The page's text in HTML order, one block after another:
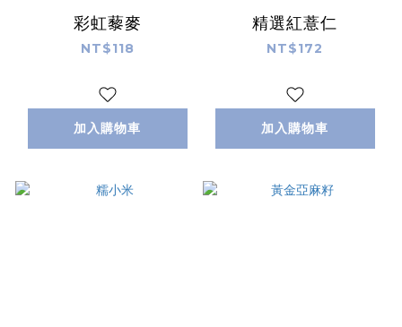
彩虹藜麥
NT$118
加入購物車
精選紅薏仁
NT$172
加入購物車